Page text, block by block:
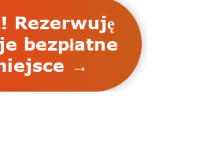
Rezerwuję
bezpłatne
→